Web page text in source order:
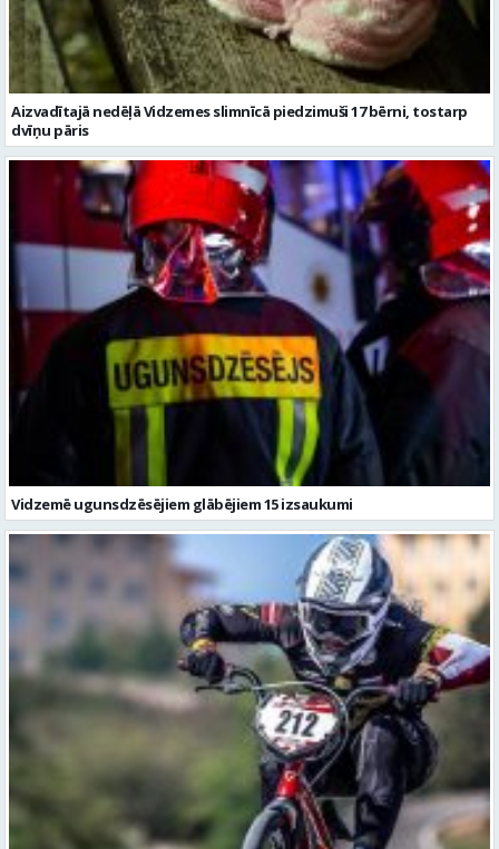
Aizvadītajā nedēļā Vidzemes slimnīcā piedzimuši 17 bērni, tostarp
dvīņu pāris
Vidzemē ugunsdzēsējiem glābējiem 15 izsaukumi